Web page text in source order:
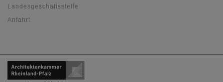
Landesgeschäftsstelle
Anfahrt